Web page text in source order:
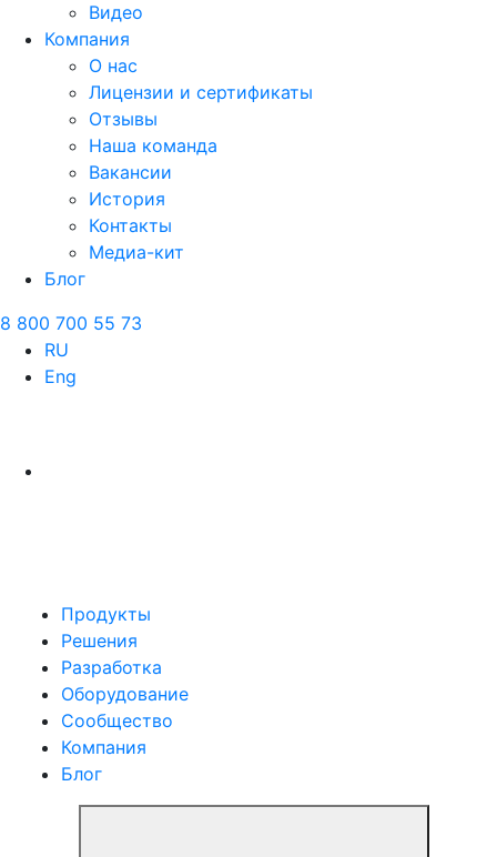
Видео
Компания
О нас
Лицензии и сертификаты
Отзывы
Наша команда
Вакансии
История
Контакты
Медиа-кит
Блог
8 800 700 55 73
RU
Eng
Продукты
Решения
Разработка
Оборудование
Сообщество
Компания
Блог